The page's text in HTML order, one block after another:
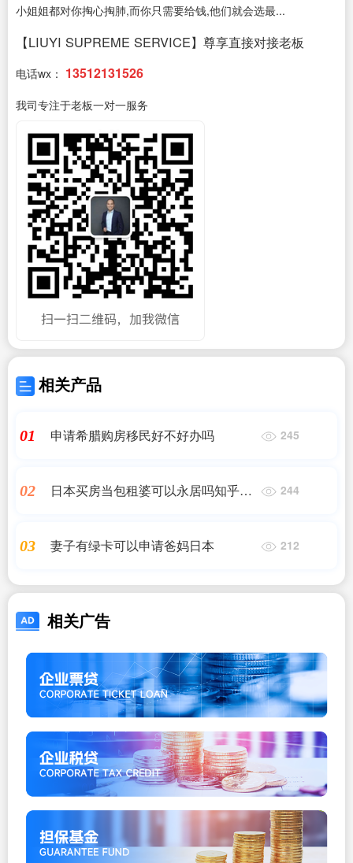
小姐姐都对你掏心掏肺,而你只需要给钱,他们就会选最...
【LIUYI SUPREME SERVICE】尊享直接对接老板
电话wx： 13512131526
我司专注于老板一对一服务
相关产品
01 申请希腊购房移民好不好办吗 245
02
日本买房当包租婆可以永居吗知乎文
244
03 妻子有绿卡可以申请爸妈日本 212
相关广告